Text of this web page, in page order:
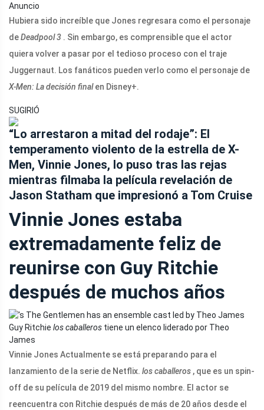
Anuncio
Hubiera sido increíble que Jones regresara como el personaje
deDeadpool 3 . Sin embargo, es comprensible que el actor
quiera volver a pasar por el tedioso proceso con el traje
Juggernaut. Los fanáticos pueden verlo como el personaje de
X-Men: La decisión finalen Disney+.
SUGIRIÓ
“Lo arrestaron a mitad del rodaje”: El
temperamento violento de la estrella de X-
Men, Vinnie Jones, lo puso tras las rejas
mientras filmaba la película revelación de
Jason Statham que impresionó a Tom Cruise
Vinnie Jones estaba
extremadamente feliz de
reunirse con Guy Ritchie
después de muchos años
Guy Ritchie los caballeros tiene un elenco liderado por Theo
James
Vinnie Jones Actualmente se está preparando para el
lanzamiento de la serie de Netflix. los caballeros , que es un spin-
off de su película de 2019 del mismo nombre. El actor se
reencuentra con Ritchie después de más de 20 años desde el